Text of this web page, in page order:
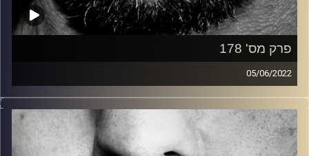
פרק מס' 178
05/06/2022
זיפים, מוזיקה מחוספסת של הופעות חיות. הרבה ג'אם, רוק,
בלוז, bluegrass, ג'אז, Fאנק, פרוגרסיב ואפילו אלקטרוניקה.
כל מה שחי, אמיתי ונושם.
עם שמוליק רגב.